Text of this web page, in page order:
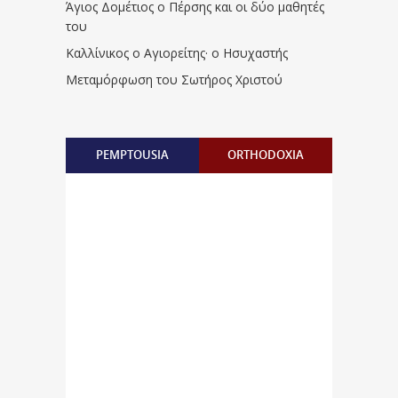
Άγιος Δομέτιος ο Πέρσης και οι δύο μαθητές
του
Καλλίνικος ο Αγιορείτης · ο Ησυχαστής
Μεταμόρφωση του Σωτήρος Χριστού
PEMPTOUSIA ORTHODOXIA